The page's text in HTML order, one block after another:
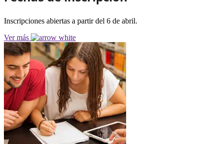
Inscripciones abiertas a partir del 6 de abril.
Ver más